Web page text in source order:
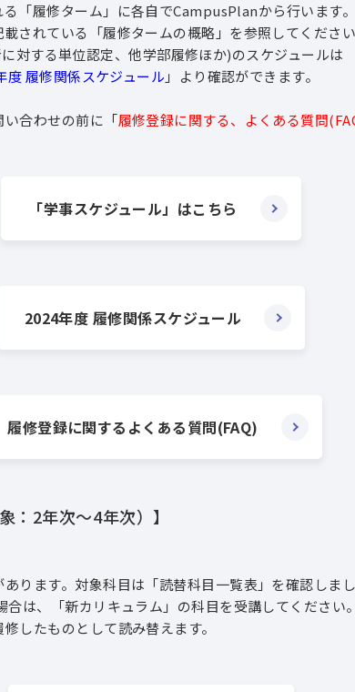
る「履修ターム」に各自でCampusPlanから行います。
れている「履修タームの概略」を参照してくださ
する単位認定、他学部履修ほか)のスケジュールは
度 履修関係スケジュール 」より確認ができます。
合わせの前に「履修登録に関する、よくある質問
「学事スケジュール」はこちら
2024年度 履修関係スケジュール
履修登録に関するよくある質問(FAQ)
：2年次～4年次）】
ます。対象科目は「読替科目一覧表」を確認しま
は、「新カリキュラム」の科目を受講してください
たものとして読み替えます。